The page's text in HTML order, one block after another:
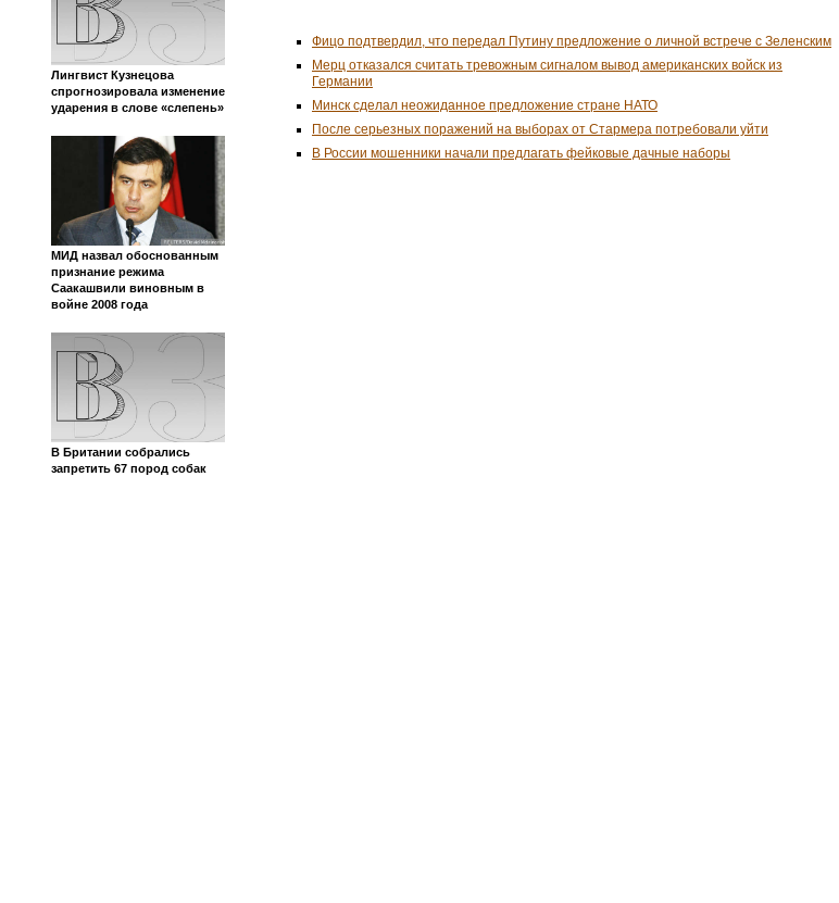
Лингвист Кузнецова
спрогнозировала изменение
ударения в слове «слепень»
МИД назвал обоснованным
признание режима
Саакашвили виновным в
войне 2008 года
В Британии собрались
запретить 67 пород собак
Фицо подтвердил, что передал Путину предложение о личной встрече с Зеленским
Мерц отказался считать тревожным сигналом вывод американских войск из
Германии
Минск сделал неожиданное предложение стране НАТО
После серьезных поражений на выборах от Стармера потребовали уйти
В России мошенники начали предлагать фейковые дачные наборы